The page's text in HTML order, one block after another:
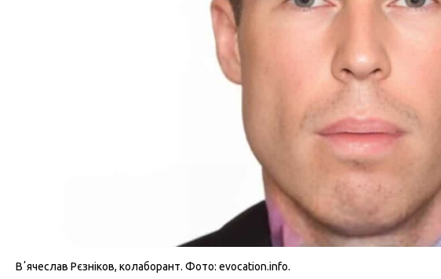
Вʼячеслав Рєзніков, колаборант. Фото: evocation.info.